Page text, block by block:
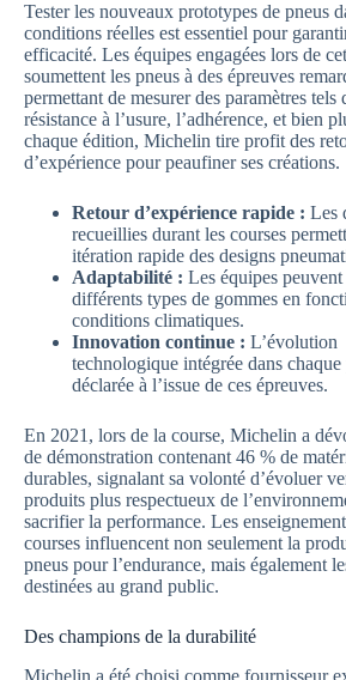
Tester les nouveaux prototypes de pneus
conditions réelles est essentiel pour
efficacité. Les équipes engagées lors de
soumettent les pneus à des épreuves
permettant de mesurer des paramètres tels
résistance à l’usure, l’adhérence, et bien
chaque édition, Michelin tire profit des
d’expérience pour peaufiner ses créations.
Retour d’expérience rapide : Les
recueillies durant les courses
itération rapide des designs
Adaptabilité : Les équipes peuvent
différents types de gommes en
conditions climatiques.
Innovation continue : L’évolution
technologique intégrée dans chaque
déclarée à l’issue de ces épreuves.
En 2021, lors de la course, Michelin a
de démonstration contenant 46 % de
durables, signalant sa volonté d’évoluer
produits plus respectueux de
sacrifier la performance. Les
courses influencent non seulement la
pneus pour l’endurance, mais également
destinées au grand public.
Des champions de la durabilité